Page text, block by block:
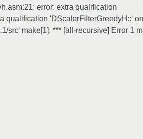
error: extra qualification
qualification 'DScalerFilterGreedyH::'
src' make[1]: *** [all-recursive] Error 1